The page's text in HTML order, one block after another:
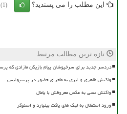
این مطلب را می پسندید؟ (1)
تازه ترین مطالب مرتبط
دردسر جدید برای سرخپوشان پیام بازیکن مازادی که
واکنش طاهری و ایری به ماجرای حضور در پرسپولیس
واکنش مسی به عکس معروفش با یامال
ورود استقلال به لیگ های پاکت بیلیارد و اسنوکر